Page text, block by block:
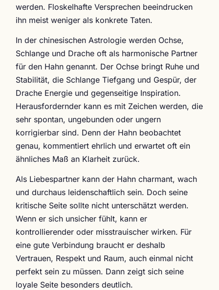
werden. Floskelhafte Versprechen beeindrucken
ihn meist weniger als konkrete Taten.
In der chinesischen Astrologie werden Ochse,
Schlange und Drache oft als harmonische Partner
für den Hahn genannt. Der Ochse bringt Ruhe und
Stabilität, die Schlange Tiefgang und Gespür, der
Drache Energie und gegenseitige Inspiration.
Herausfordernder kann es mit Zeichen werden, die
sehr spontan, ungebunden oder ungern
korrigierbar sind. Denn der Hahn beobachtet
genau, kommentiert ehrlich und erwartet oft ein
ähnliches Maß an Klarheit zurück.
Als Liebespartner kann der Hahn charmant, wach
und durchaus leidenschaftlich sein. Doch seine
kritische Seite sollte nicht unterschätzt werden.
Wenn er sich unsicher fühlt, kann er
kontrollierender oder misstrauischer wirken. Für
eine gute Verbindung braucht er deshalb
Vertrauen, Respekt und Raum, auch einmal nicht
perfekt sein zu müssen. Dann zeigt sich seine
loyale Seite besonders deutlich.